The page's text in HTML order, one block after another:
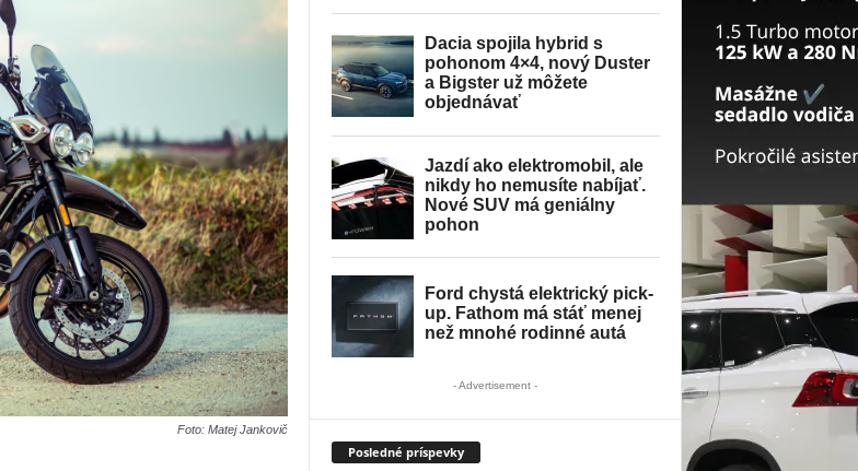
Foto: Matej Jankovič
- Advertisement -
Posledné príspevky